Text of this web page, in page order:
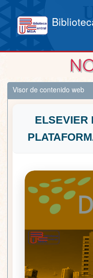
Visor de contenido web
ELSEVIER